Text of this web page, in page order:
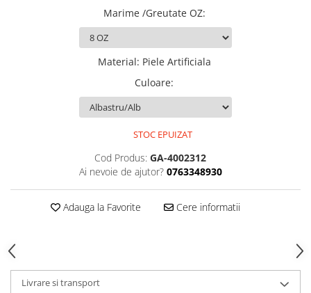
Antrenament/Manechini
Palmare/Palete Box/Arte Martiale
Perne Antrenament Arte Martiale
Manechini Arte Martiale
Echipament Antrenori
Sorturi Kickboxing / MMA
Tricouri / Maiouri
Trening/Compleu
Bluze / Hanorace/Geci
Echipament compresie
Proteze/Protectii dentare
Marime /Greutate OZ:
Material: Piele Artificiala
Culoare:
STOC EPUIZAT
Cod Produs: GA-4002312
Ai nevoie de ajutor? 0763348930
Adauga la Favorite Cere informatii
Livrare si transport